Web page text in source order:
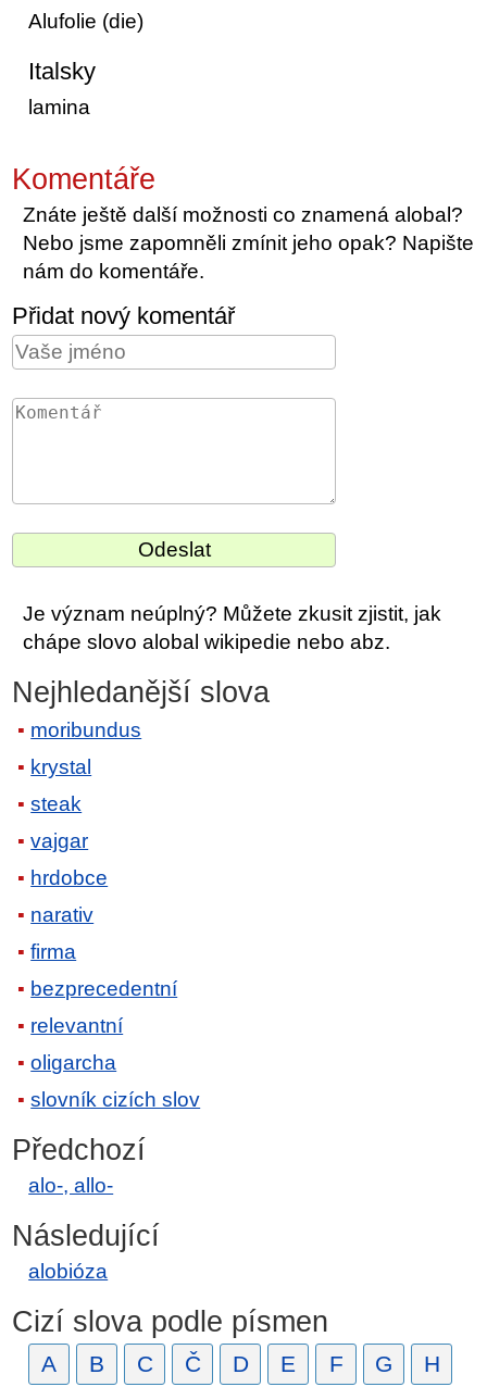
Alufolie (die)
Italsky
lamina
Komentáře
Znáte ještě další možnosti co znamená alobal?
Nebo jsme zapomněli zmínit jeho opak? Napište
nám do komentáře.
Přidat nový komentář
Je význam neúplný? Můžete zkusit zjistit, jak
chápe slovo alobal wikipedie nebo abz.
Nejhledanější slova
moribundus
krystal
steak
vajgar
hrdobce
narativ
firma
bezprecedentní
relevantní
oligarcha
slovník cizích slov
Předchozí
alo-, allo-
Následující
alobióza
Cizí slova podle písmen
A B C Č D E F G H